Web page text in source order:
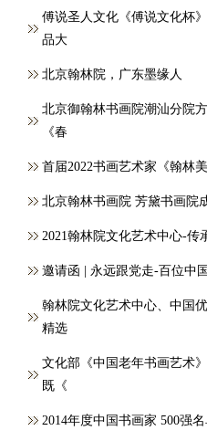
傅说圣人文化《傅说文化杯
品大
北京翰林院，广东墨缘人
北京御翰林书画院潮汕分院
《春
首届2022书画艺术家《翰林
北京翰林书画院 芳黛书画院
2021翰林院文化艺术中心-传
邀请函 | 永远跟党走-百位中
翰林院文化艺术中心、中国优
精选
文化部《中国老年书画艺术
既《
2014年度中国书画家 500强